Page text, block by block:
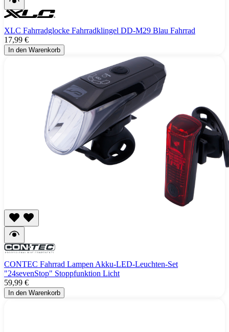
XLC Fahrradglocke Fahrradklingel DD-M29 Blau Fahrrad
17,99 €
In den Warenkorb
CONTEC Fahrrad Lampen Akku-LED-Leuchten-Set
"24sevenStop" Stoppfunktion Licht
59,99 €
In den Warenkorb